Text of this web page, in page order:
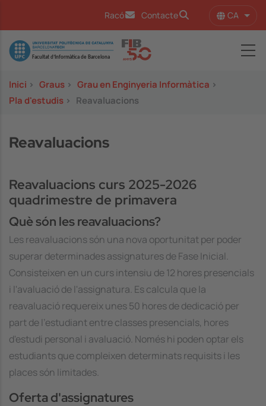
Racó Contacte CA
Image
Inici > Graus > Grau en Enginyeria Informàtica >
Pla d'estudis > Reavaluacions
Reavaluacions
Reavaluacions curs 2025-2026
quadrimestre de primavera
Què són les reavaluacions?
Les reavaluacions són una nova oportunitat per poder
superar determinades assignatures de Fase Inicial.
Consisteixen en un curs intensiu de 12 hores presencials
i l'avaluació de l'assignatura. Es calcula que la
reavaluació requereix unes 50 hores de dedicació per
part de l'estudiant entre classes presencials, hores
d'estudi personal i avaluació. Només hi poden optar els
estudiants que compleixen determinats requisits i les
places són limitades.
Oferta d'assignatures